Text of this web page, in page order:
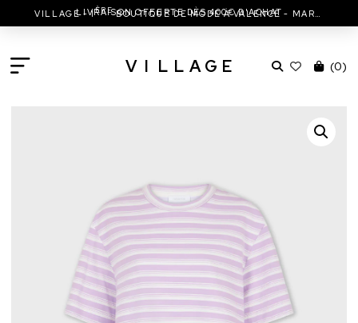
VILLAGE - 1ÈREBOUTIQUE DE MODE À VALENCE - MARC JACOBS - ISABEL MARANT & MORE
LIVRAISON OFFERTE DÈS 400€ D'ACHAT
V I L L A G E (0)